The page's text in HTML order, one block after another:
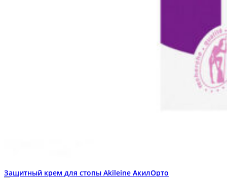
Защитный крем для стопы Akileine АкилОрто